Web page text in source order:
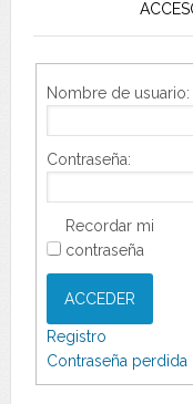
Nombre de usuario:
Contraseña:
Recordar mi
contraseña
ACCEDER
Registro
Contraseña perdida